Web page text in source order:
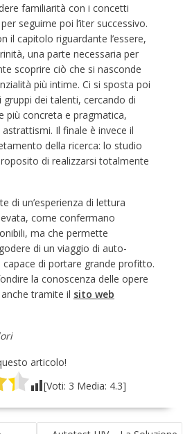
familiarità con i concetti
seguirne poi l’iter successivo.
il capitolo riguardante l’essere,
una parte necessaria per
scoprire ciò che si nasconde
più intime. Ci si sposta poi
dei talenti, cercando di
più concreta e pragmatica,
Il finale è invece il
della ricerca: lo studio
di realizzarsi totalmente
di un’esperienza di lettura
come confermano
ma che permette
di un viaggio di auto-
di portare grande profitto.
la conoscenza delle opere
tramite il sito web
articolo!
[Voti: 3 Media: 4.3]